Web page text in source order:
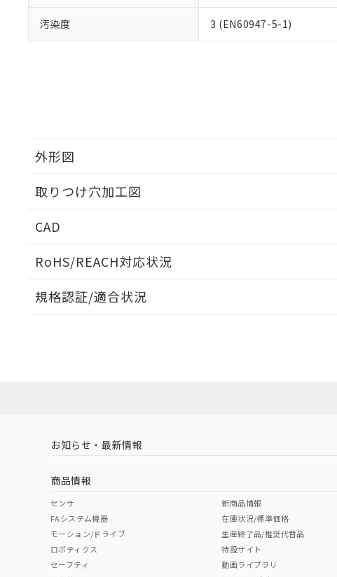
汚染度 3 (EN60947-5-1)
外形図
取りつけ穴加工図
CAD
RoHS/REACH対応状況
EU RoHS 注意事項・凡例
中国 RoHS 注意事項・凡例
中国 RoHS表
Pb Hg Cr(VI)
規格認証/適合状況
お知らせ・最新情報
商品情報
センサ
FAシステム機器
モーション/ドライブ
ロボティクス
セーフティ
新商品情報
在庫状況/標準価格
生産終了品/推奨代替品
特設サイト
動画ライブラリ